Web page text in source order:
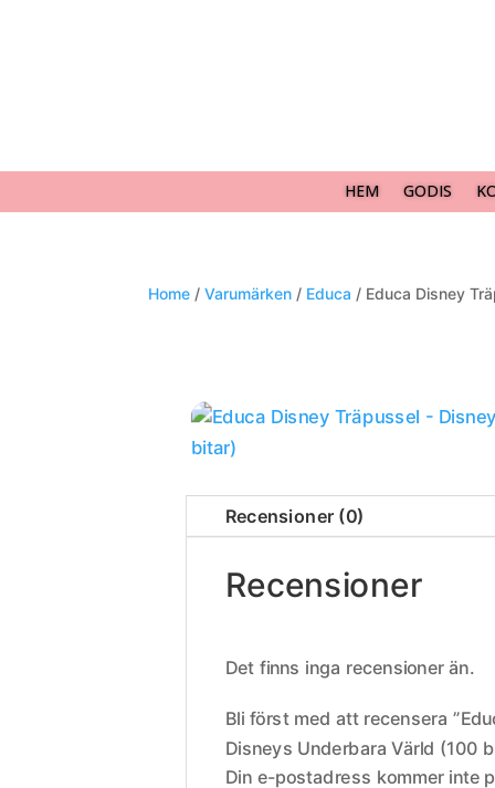
HEM GODIS
Home /Varumärken / Educa / Educa Disney
Recensioner (0)
Recensioner
Det finns inga recensioner än.
Bli först med att recensera
Disneys Underbara Värld (100
Din e-postadress kommer inte